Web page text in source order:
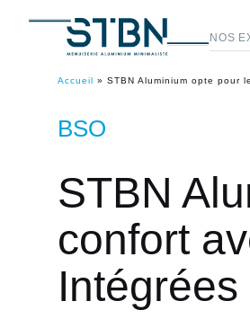
NOS
Accueil » STBN Aluminium opte pour
BSO
STBN
confort